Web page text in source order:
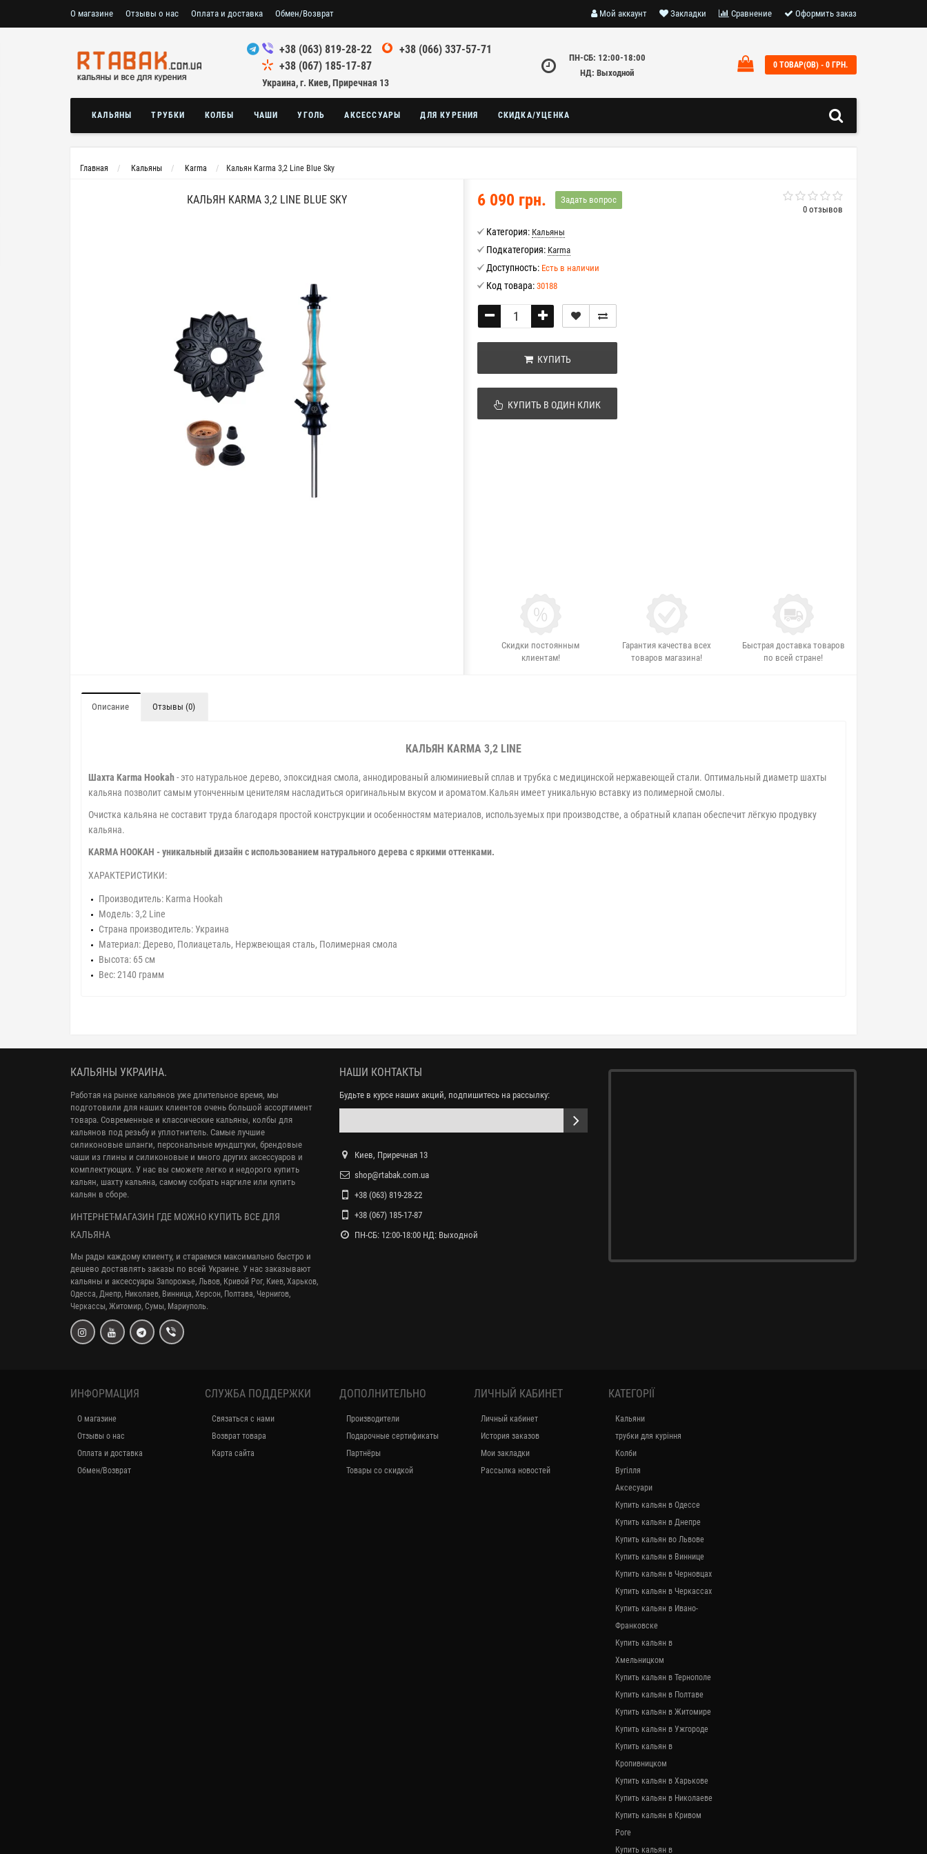
О магазине Отзывы о нас Оплата и доставка Обмен/Возврат Мой аккаунт Закладки Сравнение Оформить заказ
+38 (063) 819-28-22
+38 (066) 337-57-71
+38 (067) 185-17-87
Украина, г. Киев, Приречная 13
ПН-СБ: 12:00-18:00
НД: Выходной
0 ТОВАР(ОВ) - 0 ГРН.
КАЛЬЯНЫ ТРУБКИ КОЛБЫ ЧАШИ УГОЛЬ АКСЕССУАРЫ ДЛЯ КУРЕНИЯ СКИДКА/УЦЕНКА
Главная Кальяны Karma Кальян Karma 3,2 Line Blue Sky
КАЛЬЯН KARMA 3,2 LINE BLUE SKY
0 отзывов
6 090 грн. Задать вопрос
Категория: Кальяны
Подкатегория: Karma
Доступность: Есть в наличии
Код товара: 30188
КУПИТЬ
КУПИТЬ В ОДИН КЛИК
Скидки постоянным
клиентам!
Гарантия качества всех
товаров магазина!
Быстрая доставка товаров
по всей стране!
Описание Отзывы (0)
КАЛЬЯН KARMA 3,2 LINE
Шахта Karma Hookah- это натуральное дерево, эпоксидная смола, аннодированый алюминиевый сплав и трубка с медицинской нержавеющей стали. Оптимальный диаметр шахты
кальяна позволит самым утонченным ценителям насладиться оригинальным вкусом и ароматом.Кальян имеет уникальную вставку из полимерной смолы.
Очистка кальяна не составит труда благодаря простой конструкции и особенностям материалов, используемых при производстве, а обратный клапан обеспечит лёгкую продувку
кальяна.
KARMA HOOKAH - уникальный дизайн с использованием натурального дерева с яркими оттенками.
ХАРАКТЕРИСТИКИ:
Производитель: Karma Hookah
Модель: 3,2 Line
Страна производитель: Украина
Материал: Дерево, Полиацеталь, Нержвеющая сталь, Полимерная смола
Высота: 65 см
Вес: 2140 грамм
КАЛЬЯНЫ УКРАИНА.
Работая на рынке кальянов уже длительное время, мы
подготовили для наших клиентов очень большой ассортимент
товара. Современные и классические кальяны, колбы для
кальянов под резьбу и уплотнитель. Самые лучшие
силиконовые шланги, персональные мундштуки, брендовые
чаши из глины и силиконовые и много других аксессуаров и
комплектующих. У нас вы сможете легко и недорого купить
кальян, шахту кальяна, самому собрать наргиле или купить
кальян в сборе.
ИНТЕРНЕТ-МАГАЗИН ГДЕ МОЖНО КУПИТЬ ВСЕ ДЛЯ
КАЛЬЯНА
Мы рады каждому клиенту, и стараемся максимально быстро и
дешево доставлять заказы по всей Украине. У нас заказывают
кальяны и аксессуары Запорожье, Львов, Кривой Рог, Киев, Харьков,
Одесса, Днепр, Николаев, Винница, Херсон, Полтава, Чернигов,
Черкассы, Житомир, Сумы, Мариуполь.
НАШИ КОНТАКТЫ
Будьте в курсе наших акций, подпишитесь на рассылку:
Киев, Приречная 13
shop@rtabak.com.ua
+38 (063) 819-28-22
+38 (067) 185-17-87
ПН-СБ: 12:00-18:00 НД: Выходной
ИНФОРМАЦИЯ
О магазине
Отзывы о нас
Оплата и доставка
Обмен/Возврат
СЛУЖБА ПОДДЕРЖКИ
Связаться с нами
Возврат товара
Карта сайта
ДОПОЛНИТЕЛЬНО
Производители
Подарочные сертификаты
Партнёры
Товары со скидкой
ЛИЧНЫЙ КАБИНЕТ
Личный кабинет
История заказов
Мои закладки
Рассылка новостей
КАТЕГОРІЇ
Кальяни
трубки для куріння
Колби
Вугілля
Аксесуари
Купить кальян в Одессе
Купить кальян в Днепре
Купить кальян во Львове
Купить кальян в Виннице
Купить кальян в Черновцах
Купить кальян в Черкассах
Купить кальян в Ивано-
Франковске
Купить кальян в
Хмельницком
Купить кальян в Тернополе
Купить кальян в Полтаве
Купить кальян в Житомире
Купить кальян в Ужгороде
Купить кальян в
Кропивницком
Купить кальян в Харькове
Купить кальян в Николаеве
Купить кальян в Кривом
Роге
Купить кальян в